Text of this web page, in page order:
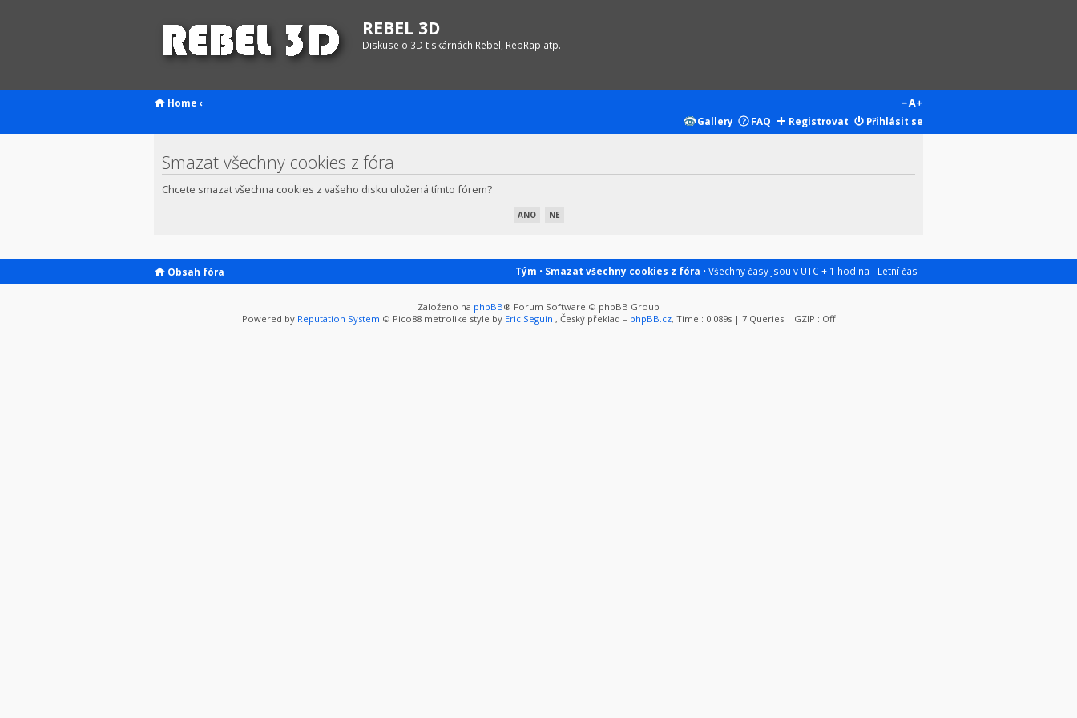
REBEL 3D
Diskuse o 3D tiskárnách Rebel, RepRap atp.
Home ‹
Gallery
FAQ Registrovat Přihlásit se
Smazat všechny cookies z fóra
Chcete smazat všechna cookies z vašeho disku uložená tímto fórem?
Obsah fóra Tým • Smazat všechny cookies z fóra • Všechny časy jsou v UTC + 1 hodina [ Letní čas ]
Založeno na phpBB® Forum Software © phpBB Group
Powered by Reputation System © Pico88 metrolike style by Eric Seguin , Český překlad – phpBB.cz, Time : 0.089s | 7 Queries | GZIP : Off